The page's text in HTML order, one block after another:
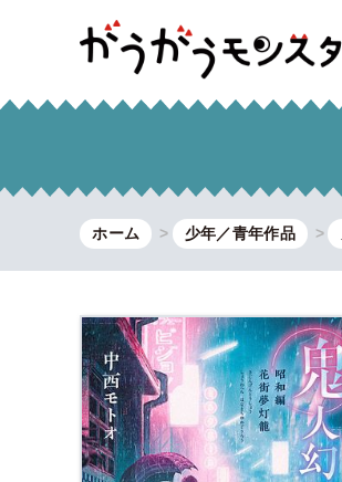
ホーム 少年／青年作品